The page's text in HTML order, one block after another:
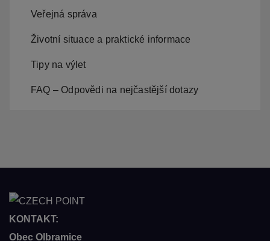
Veřejná správa
Životní situace a praktické informace
Tipy na výlet
FAQ – Odpovědi na nejčastější dotazy
KONTAKT:
Obec Olbramice